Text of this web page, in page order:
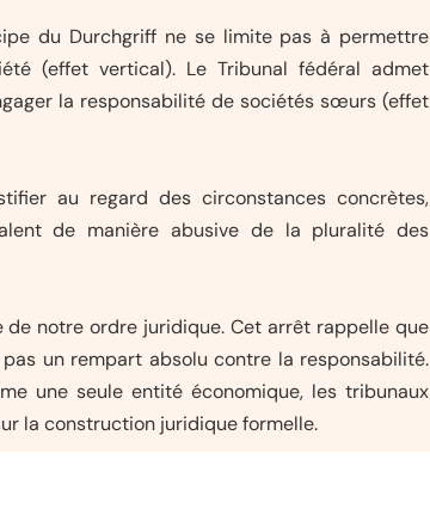
du Durchgriff ne se limite pas à permettre
(effet vertical). Le Tribunal fédéral admet
la responsabilité de sociétés sœurs (effet
au regard des circonstances concrètes,
de manière abusive de la pluralité des
de notre ordre juridique. Cet arrêt rappelle que
un rempart absolu contre la responsabilité.
une seule entité économique, les tribunaux
la construction juridique formelle.